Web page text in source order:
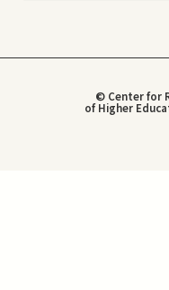
© Center for
of Higher